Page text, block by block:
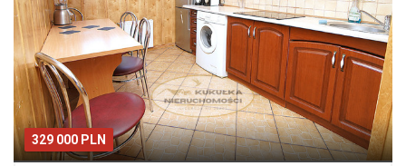
329 000 PLN